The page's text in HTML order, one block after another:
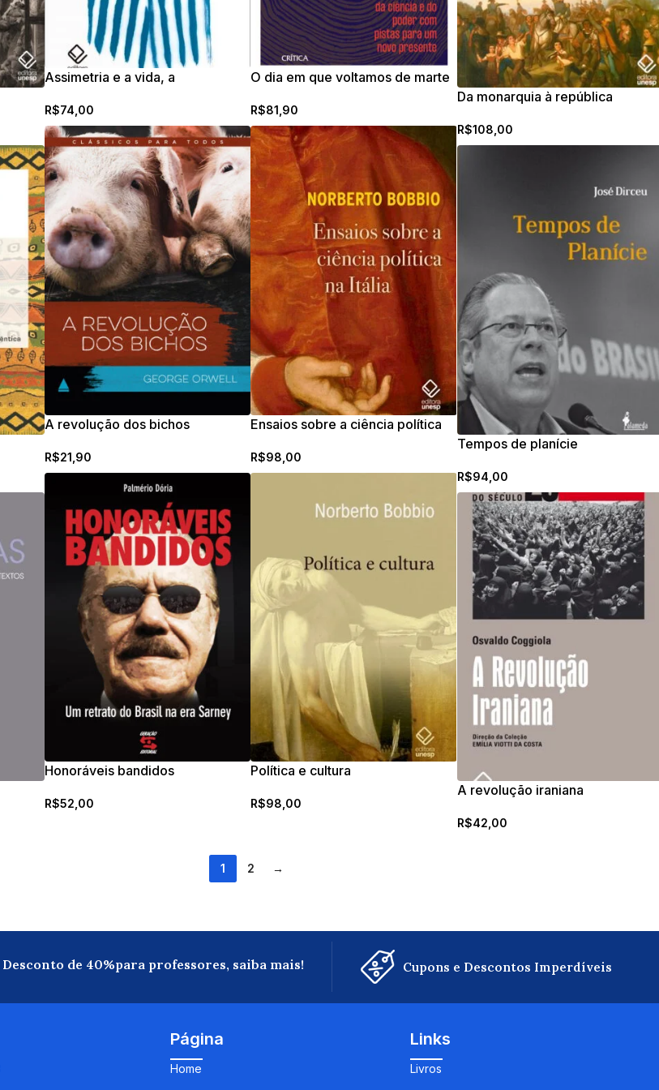
Assimetria e a vida, a
R$74,00
O dia em que voltamos de marte
R$81,90
Da monarquia à república
R$108,00
A revolução dos bichos
R$21,90
Ensaios sobre a ciência política
R$98,00
Tempos de planície
R$94,00
Honoráveis bandidos
R$52,00
Política e cultura
R$98,00
A revolução iraniana
R$42,00
1 2 →
Desconto de 40%para professores, saiba mais! Cupons e Descontos Imperdíveis
Página
Home
Links
Livros